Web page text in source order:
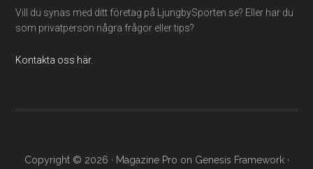
Vill du synas med ditt företag på LjungbySporten.se? Eller har du
som privatperson några frågor eller tips?
Kontakta oss här.
Copyright © 2026 · Magazine Pro on Genesis Framework·